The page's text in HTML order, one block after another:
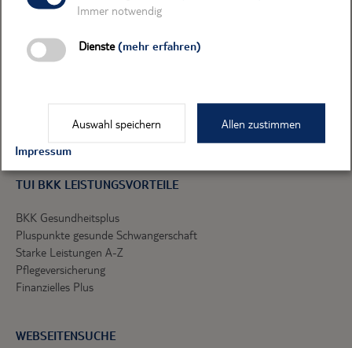
Werden Sie Mitglied!
Infobroschüre
Friends & Family
TUI BKK LEISTUNGSVORTEILE
BKK Gesundheitsplus
Pluspunkte gesunde Schwangerschaft
Starke Leistungen A-Z
Pflegeversicherung
Finanzielles Plus
WEBSEITENSUCHE
Immer notwendig
Dienste (mehr erfahren)
Allen zustimmen
Auswahl speichern
Impressum